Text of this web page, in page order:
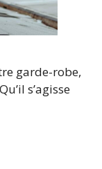
garde-robe,
s’agisse